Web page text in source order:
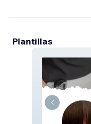
Plantillas